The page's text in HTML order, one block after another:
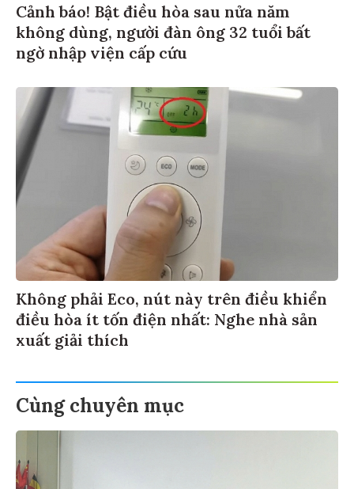
Cảnh báo! Bật điều hòa sau nửa năm
không dùng, người đàn ông 32 tuổi bất
ngờ nhập viện cấp cứu
Không phải Eco, nút này trên điều khiển
điều hòa ít tốn điện nhất: Nghe nhà sản
xuất giải thích
Cùng chuyên mục